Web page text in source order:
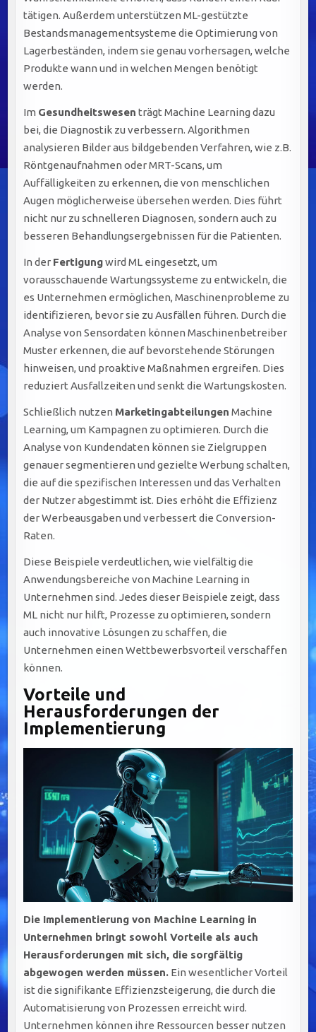
tätigen. Außerdem unterstützen ML-gestützte
Bestandsmanagementsysteme die Optimierung von
Lagerbeständen, indem sie genau vorhersagen, welche
Produkte wann und in welchen Mengen benötigt
werden.
Im Gesundheitswesen trägt Machine Learning dazu
bei, die Diagnostik zu verbessern. Algorithmen
analysieren Bilder aus bildgebenden Verfahren, wie z.B.
Röntgenaufnahmen oder MRT-Scans, um
Auffälligkeiten zu erkennen, die von menschlichen
Augen möglicherweise übersehen werden. Dies führt
nicht nur zu schnelleren Diagnosen, sondern auch zu
besseren Behandlungsergebnissen für die Patienten.
In der Fertigungwird ML eingesetzt, um
vorausschauende Wartungssysteme zu entwickeln, die
es Unternehmen ermöglichen, Maschinenprobleme zu
identifizieren, bevor sie zu Ausfällen führen. Durch die
Analyse von Sensordaten können Maschinenbetreiber
Muster erkennen, die auf bevorstehende Störungen
hinweisen, und proaktive Maßnahmen ergreifen. Dies
reduziert Ausfallzeiten und senkt die Wartungskosten.
Schließlich nutzen Marketingabteilungen Machine
Learning, um Kampagnen zu optimieren. Durch die
Analyse von Kundendaten können sie Zielgruppen
genauer segmentieren und gezielte Werbung schalten,
die auf die spezifischen Interessen und das Verhalten
der Nutzer abgestimmt ist. Dies erhöht die Effizienz
der Werbeausgaben und verbessert die Conversion-
Raten.
Diese Beispiele verdeutlichen, wie vielfältig die
Anwendungsbereiche von Machine Learning in
Unternehmen sind. Jedes dieser Beispiele zeigt, dass
ML nicht nur hilft, Prozesse zu optimieren, sondern
auch innovative Lösungen zu schaffen, die
Unternehmen einen Wettbewerbsvorteil verschaffen
können.
Vorteile und
Herausforderungen der
Implementierung
Die Implementierung von Machine Learning in
Unternehmen bringt sowohl Vorteile als auch
Herausforderungen mit sich, die sorgfältig
abgewogen werden müssen. Ein wesentlicher Vorteil
ist die signifikante Effizienzsteigerung, die durch die
Automatisierung von Prozessen erreicht wird.
Unternehmen können ihre Ressourcen besser nutzen